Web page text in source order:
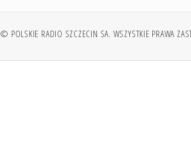
© POLSKIE RADIO SZCZECIN SA. WSZYSTKIE PRAWA